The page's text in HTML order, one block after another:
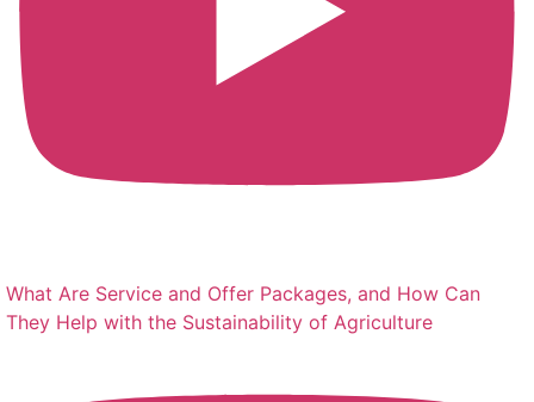
What Are Service and Offer Packages, and How Can
They Help with the Sustainability of Agriculture